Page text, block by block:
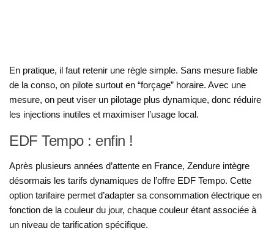
En pratique, il faut retenir une règle simple. Sans mesure fiable
de la conso, on pilote surtout en “forçage” horaire. Avec une
mesure, on peut viser un pilotage plus dynamique, donc réduire
les injections inutiles et maximiser l’usage local.
EDF Tempo : enfin !
Après plusieurs années d’attente en France, Zendure intègre
désormais les tarifs dynamiques de l’offre EDF Tempo. Cette
option tarifaire permet d’adapter sa consommation électrique en
fonction de la couleur du jour, chaque couleur étant associée à
un niveau de tarification spécifique.